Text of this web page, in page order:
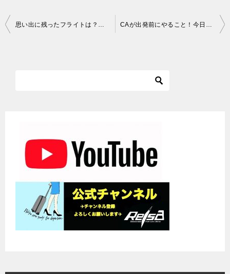
投
思い出に残ったフライトは？【機内の思い出ベスト３】第3位～第2位 CAが出発前にやること！今日も良いフライトにするために